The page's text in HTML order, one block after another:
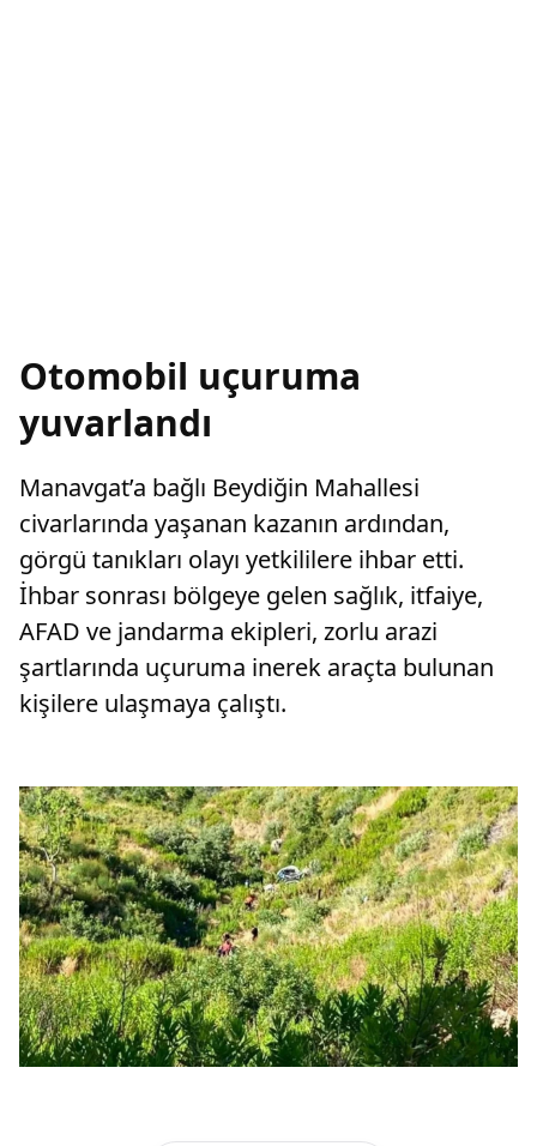
Otomobil uçuruma
yuvarlandı
Manavgat’a bağlı Beydiğin Mahallesi
civarlarında yaşanan kazanın ardından,
görgü tanıkları olayı yetkililere ihbar etti.
İhbar sonrası bölgeye gelen sağlık, itfaiye,
AFAD ve jandarma ekipleri, zorlu arazi
şartlarında uçuruma inerek araçta bulunan
kişilere ulaşmaya çalıştı.